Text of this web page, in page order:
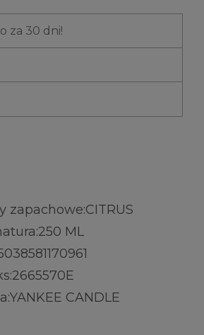
za 30 dni!
zapachowe:CITRUS
250 ML
2665570E
YANKEE CANDLE